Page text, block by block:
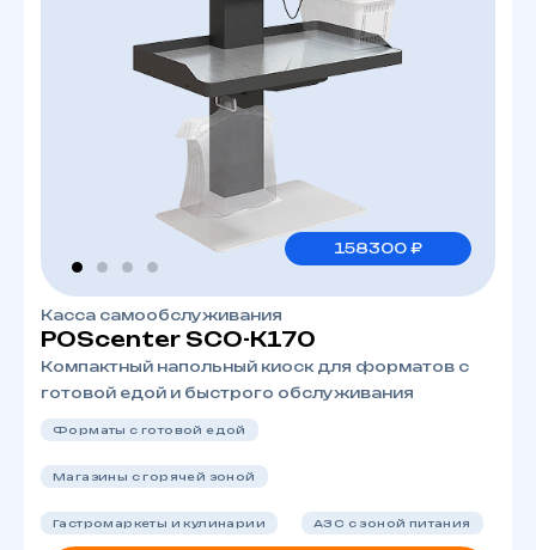
158300 ₽
Касса самообслуживания
POScenter SCO-K170
Компактный напольный киоск для форматов с
готовой едой и быстрого обслуживания
Форматы с готовой едой
Магазины с горячей зоной
Гастромаркеты и кулинарии АЗС с зоной питания